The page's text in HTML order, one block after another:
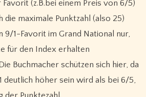
Favorit (z.B.bei einem Preis von 6/5)
maximale Punktzahl (also 25)
9/1-Favorit im Grand National nur,
für den Index erhalten
Buchmacher schützen sich hier, da
deutlich höher sein wird als bei 6/5,